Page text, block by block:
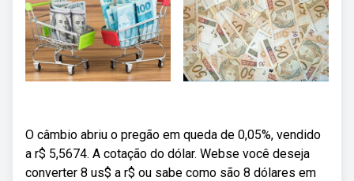
O câmbio abriu o pregão em queda de 0,05%, vendido
a r$ 5,5674. A cotação do dólar. Webse você deseja
converter 8 us$ a r$ ou sabe como são 8 dólares em